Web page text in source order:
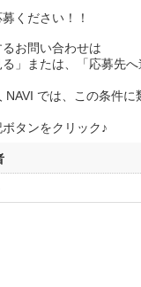
ください！！
お問い合わせは
る」または、「応募先
NAVI では、この条件に
タンをクリック♪